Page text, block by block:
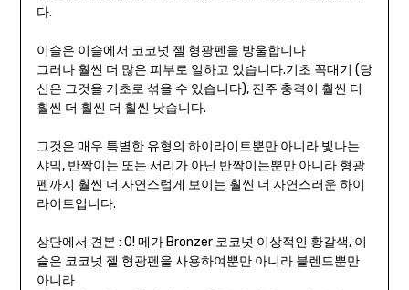
다.
이슬은 이슬에서 코코넛 젤 형광펜을 방울합니다
그러나 훨씬 더 많은 피부로 일하고 있습니다.기초 꼭대기 (당
신은 그것을 기초로 섞을 수 있습니다), 진주 충격이 훨씬 더
훨씬 더 훨씬 더 훨씬 낫습니다.
그것은 매우 특별한 유형의 하이라이트뿐만 아니라 빛나는
샤믹, 반짝이는 또는 서리가 아닌 반짝이는뿐만 아니라 형광
펜까지 훨씬 더 자연스럽게 보이는 훨씬 더 자연스러운 하이
라이트입니다.
상단에서 견본 : O! 메가 Bronzer 코코넛 이상적인 황갈색, 이
슬은 코코넛 젤 형광펜을 사용하여뿐만 아니라 블렌드뿐만
아니라